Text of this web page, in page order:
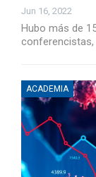
Jun 16, 2022
Hubo más de
conferencistas,
ACADEMIA